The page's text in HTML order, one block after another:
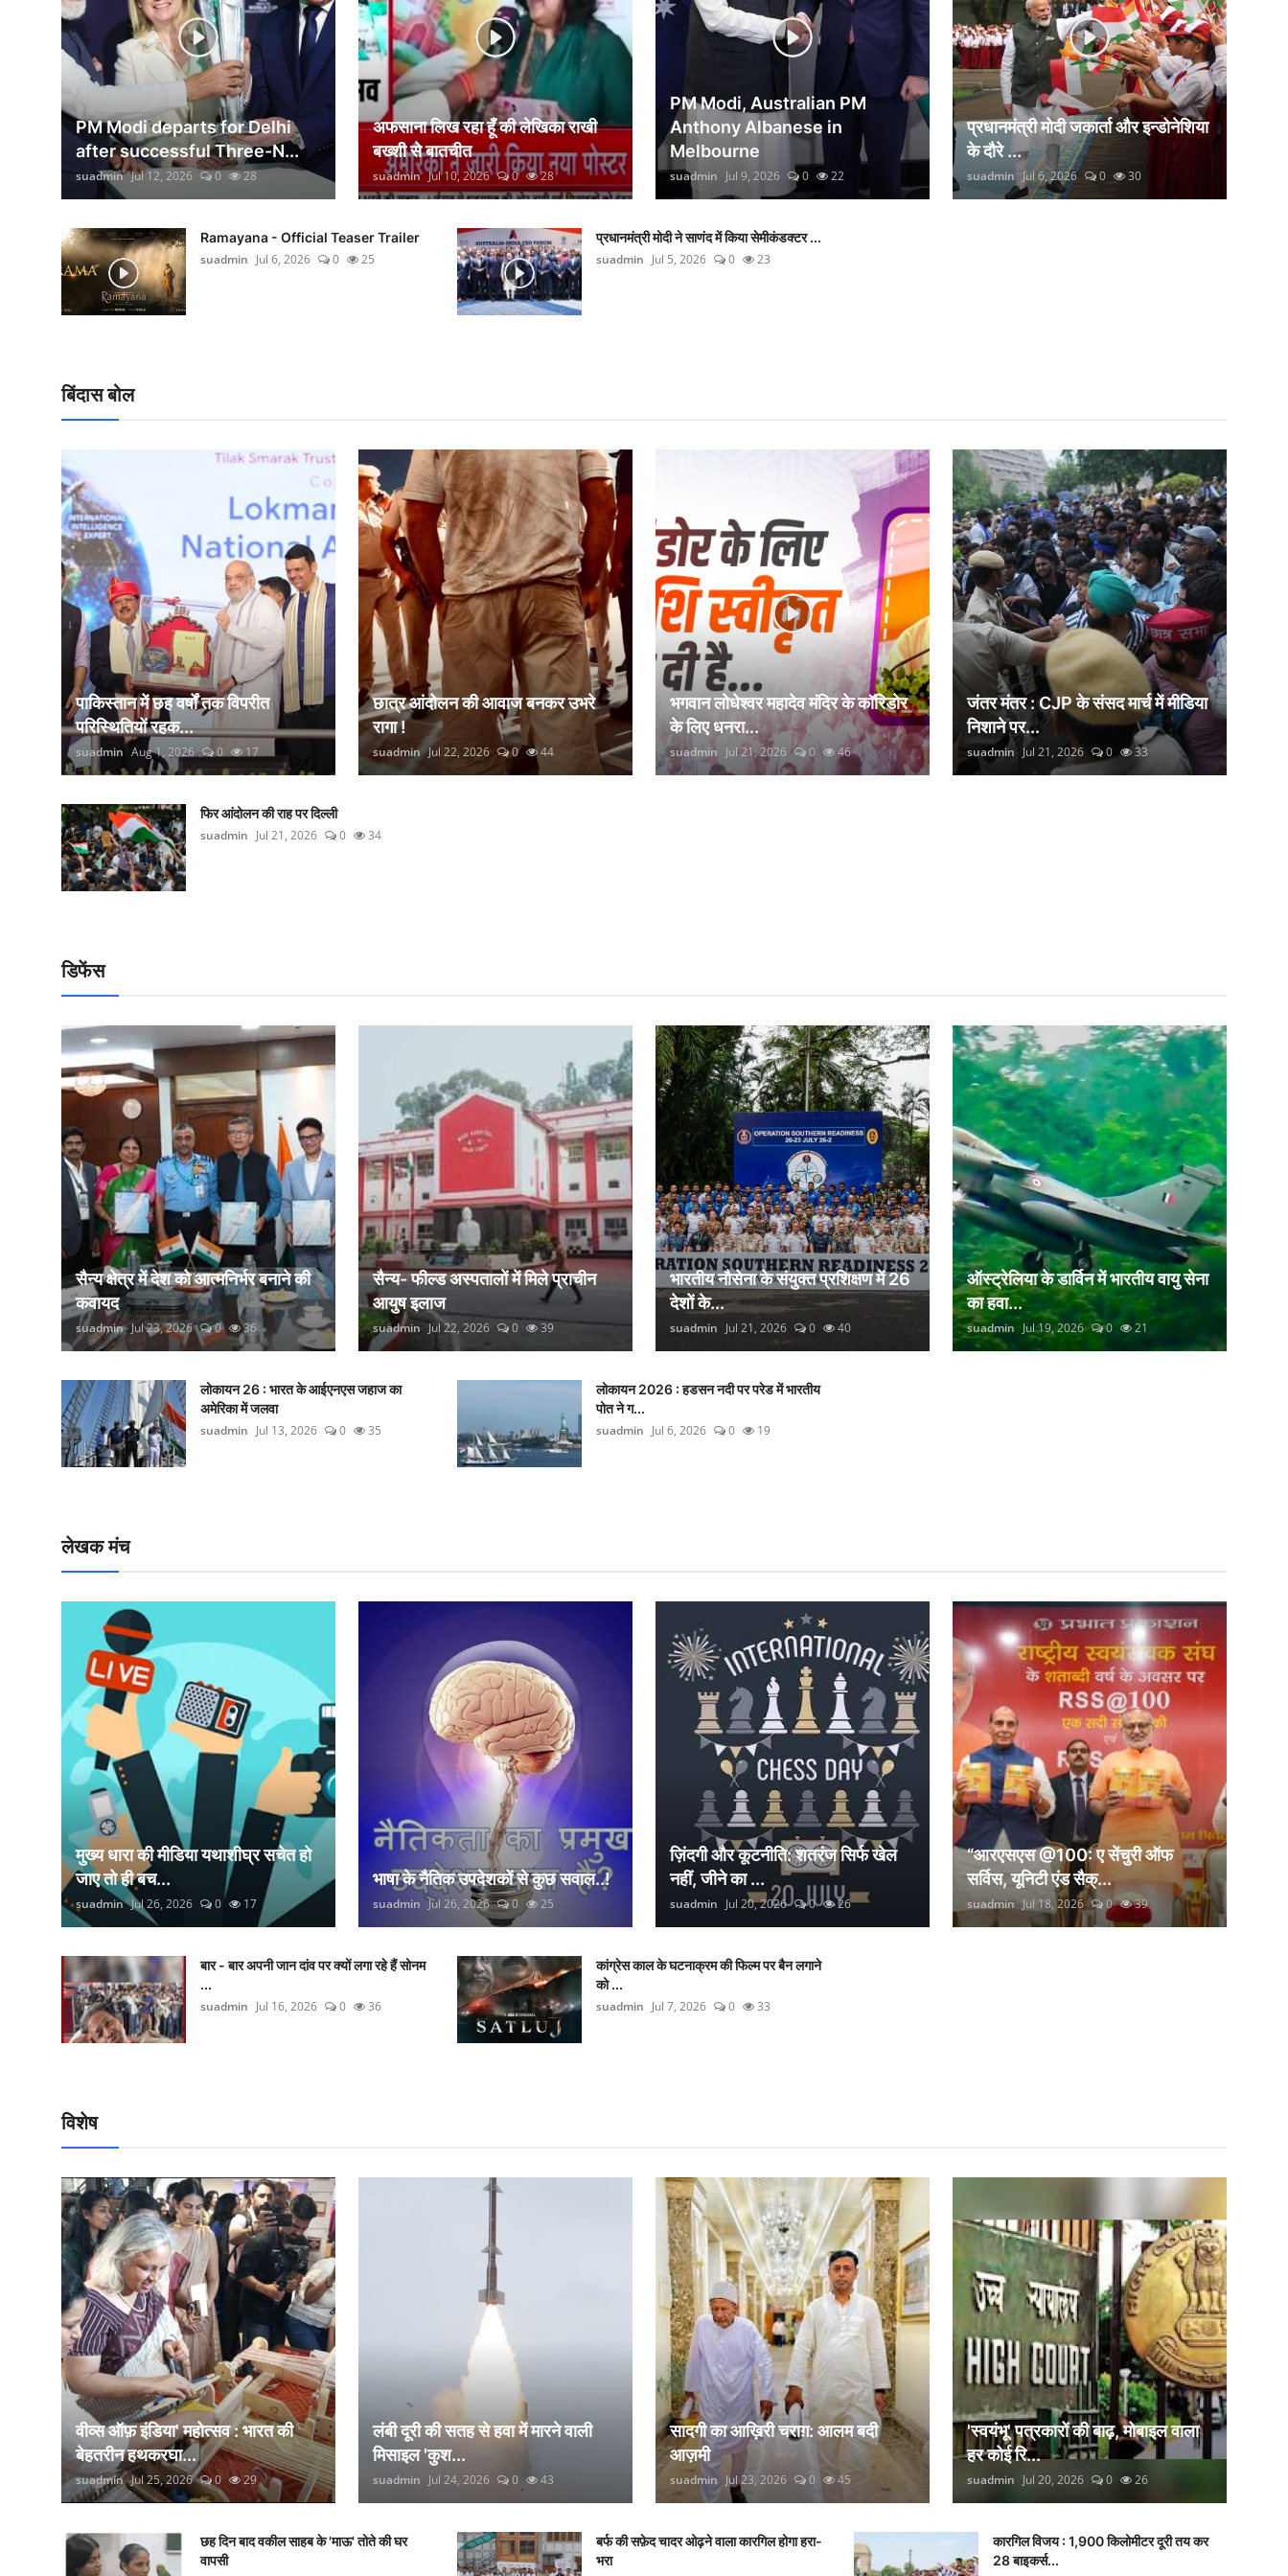
वीकेंड लाइफ
अंतर्राष्ट्रीय
सांस्कृतिक
विज्ञान - तकनीक
ग्राम - पंचायत
PM Modi departs for Delhi
after successful Three-N...
suadmin Jul 12, 2026 0 28
अफसाना लिख रहा हूँ की लेखिका राखी
बख्शी से बातचीत
suadmin Jul 10, 2026 0 28
PM Modi, Australian PM
Anthony Albanese in
Melbourne
suadmin Jul 9, 2026 0 22
प्रधानमंत्री मोदी जकार्ता और इन्डोनेशिया
के दौरे ...
suadmin Jul 6, 2026 0 30
Ramayana - Official Teaser Trailer
suadmin Jul 6, 2026 0 25
प्रधानमंत्री मोदी ने साणंद में किया सेमीकंडक्टर ...
suadmin Jul 5, 2026 0 23
बिंदास बोल
पाकिस्तान में छह वर्षों तक विपरीत
परिस्थितियों रहक...
suadmin Aug 1, 2026 0 17
छात्र आंदोलन की आवाज बनकर उभरे
रागा !
suadmin Jul 22, 2026 0 44
भगवान लोधेश्वर महादेव मंदिर के कॉरिडोर
के लिए धनरा...
suadmin Jul 21, 2026 0 46
जंतर मंतर : CJP के संसद मार्च में मीडिया
निशाने पर...
suadmin Jul 21, 2026 0 33
फिर आंदोलन की राह पर दिल्ली
suadmin Jul 21, 2026 0 34
डिफेंस
सैन्य क्षेत्र में देश को आत्मनिर्भर बनाने की
कवायद
suadmin Jul 23, 2026 0 36
सैन्य- फील्ड अस्पतालों में मिले प्राचीन
आयुष इलाज
suadmin Jul 22, 2026 0 39
भारतीय नौसेना के संयुक्त प्रशिक्षण में 26
देशों के...
suadmin Jul 21, 2026 0 40
ऑस्ट्रेलिया के डार्विन में भारतीय वायु सेना
का हवा...
suadmin Jul 19, 2026 0 21
लोकायन 26 : भारत के आईएनएस जहाज का
अमेरिका में जलवा
suadmin Jul 13, 2026 0 35
लोकायन 2026 : हडसन नदी पर परेड में भारतीय
पोत ने ग...
suadmin Jul 6, 2026 0 19
लेखक मंच
मुख्य धारा की मीडिया यथाशीघ्र सचेत हो
जाए तो ही बच...
suadmin Jul 26, 2026 0 17
भाषा के नैतिक उपदेशकों से कुछ सवाल..!
suadmin Jul 26, 2026 0 25
ज़िंदगी और कूटनीति: शतरंज सिर्फ खेल
नहीं, जीने का ...
suadmin Jul 20, 2026 0 26
“आरएसएस @100: ए सेंचुरी ऑफ
सर्विस, यूनिटी एंड सैक्...
suadmin Jul 18, 2026 0 39
बार - बार अपनी जान दांव पर क्यों लगा रहे हैं सोनम
...
suadmin Jul 16, 2026 0 36
कांग्रेस काल के घटनाक्रम की फिल्म पर बैन लगाने
को ...
suadmin Jul 7, 2026 0 33
विशेष
वीव्स ऑफ़ इंडिया' महोत्सव : भारत की
बेहतरीन हथकरघा...
suadmin Jul 25, 2026 0 29
लंबी दूरी की सतह से हवा में मारने वाली
मिसाइल 'कुश...
suadmin Jul 24, 2026 0 43
सादगी का आख़िरी चराग़: आलम बदी
आज़मी
suadmin Jul 23, 2026 0 45
'स्वयंभू' पत्रकारों की बाढ़, मोबाइल वाला
हर कोई रि...
suadmin Jul 20, 2026 0 26
छह दिन बाद वकील साहब के 'माऊ' तोते की घर
वापसी
बर्फ की सफ़ेद चादर ओढ़ने वाला कारगिल होगा हरा-
भरा
कारगिल विजय : 1,900 किलोमीटर दूरी तय कर
28 बाइकर्स...